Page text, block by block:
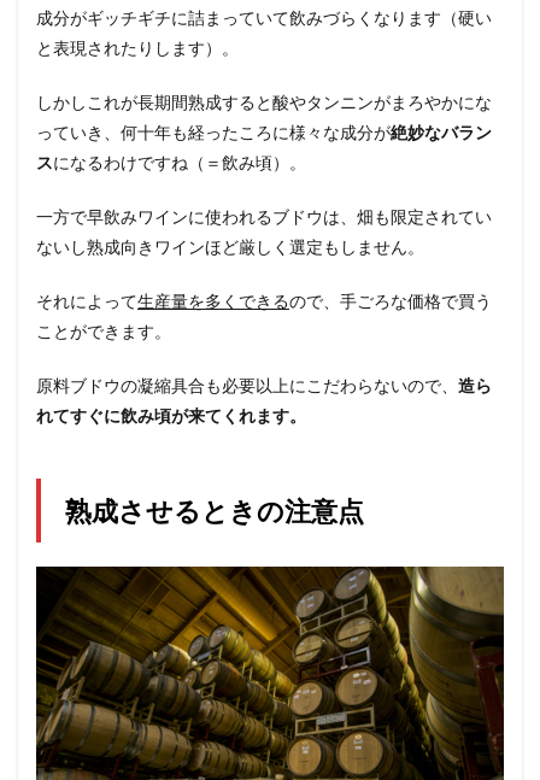
成分がギッチギチに詰まっていて飲みづらくなります（硬い
と表現されたりします）。
しかしこれが長期間熟成すると酸やタンニンがまろやかにな
っていき、何十年も経ったころに様々な成分が絶妙なバラン
スになるわけですね（＝飲み頃）。
一方で早飲みワインに使われるブドウは、畑も限定されてい
ないし熟成向きワインほど厳しく選定もしません。
それによって生産量を多くできるので、手ごろな価格で買う
ことができます。
原料ブドウの凝縮具合も必要以上にこだわらないので、 造ら
れてすぐに飲み頃が来てくれます。
熟成させるときの注意点